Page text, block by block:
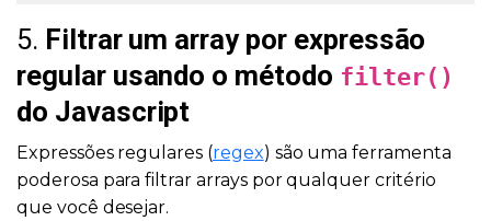
5. Filtrar um array por expressão
regular usando o método filter()
do Javascript
Expressões regulares (regex) são uma ferramenta
poderosa para filtrar arrays por qualquer critério
que você desejar.